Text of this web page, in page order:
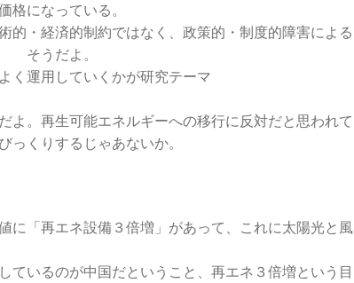
格になっている。
的・経済的制約ではなく、政策的・制度的障害による
そうだよ。
く運用していくかが研究テーマ
よ。再生可能エネルギーへの移行に反対だと思われて
くりするじゃあないか。
「再エネ設備３倍増」があって、これに太陽光と風
ているのが中国だということ、再エネ３倍増という目